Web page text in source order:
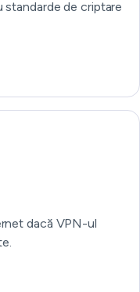
de criptare
dacă VPN-ul